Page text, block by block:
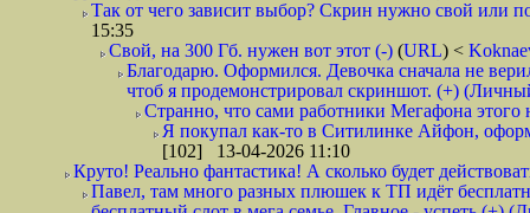
Так от чего зависит выбор? Скрин нужно свой или
15:35
Свой, на 300 Гб. нужен вот этот (-) (URL) <
Благодарю. Оформился. Девочка сначала не
чтоб я продемонстрировал скриншот. (+)
Странно, что сами работники Мегафона этого
Я покупал как-то в Ситилинке Айфон,
[102] 13-04-2026 11:10
Круто! Реально фантастика! А сколько будет
Павел, там много разных плюшек к ТП идёт